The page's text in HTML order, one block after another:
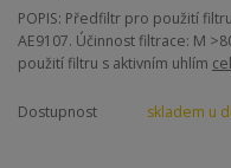
POPIS: Předfiltr pro použití
AE9107. Účinnost filtrace: M
použití filtru s aktivním uhlím
Dostupnost skladem u